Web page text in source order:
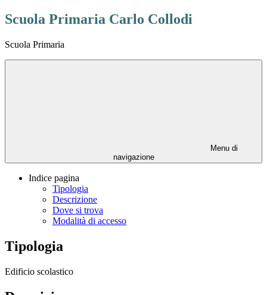
Scuola Primaria Carlo Collodi
Scuola Primaria
Menu di
navigazione
Indice pagina
Tipologia
Descrizione
Dove si trova
Modalità di accesso
Tipologia
Edificio scolastico